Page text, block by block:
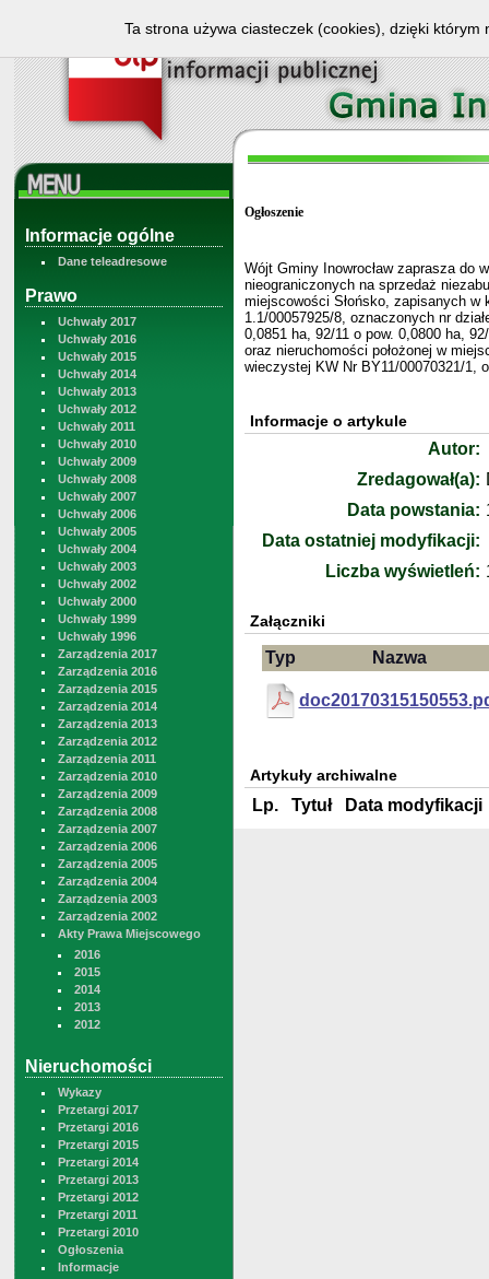
Informacje ogólne
Dane teleadresowe
Prawo
Uchwały 2017
Uchwały 2016
Uchwały 2015
Uchwały 2014
Uchwały 2013
Uchwały 2012
Uchwały 2011
Uchwały 2010
Uchwały 2009
Uchwały 2008
Uchwały 2007
Uchwały 2006
Uchwały 2005
Uchwały 2004
Uchwały 2003
Uchwały 2002
Uchwały 2000
Uchwały 1999
Uchwały 1996
Zarządzenia 2017
Zarządzenia 2016
Zarządzenia 2015
Zarządzenia 2014
Zarządzenia 2013
Zarządzenia 2012
Zarządzenia 2011
Zarządzenia 2010
Zarządzenia 2009
Zarządzenia 2008
Zarządzenia 2007
Zarządzenia 2006
Zarządzenia 2005
Zarządzenia 2004
Zarządzenia 2003
Zarządzenia 2002
Akty Prawa Miejscowego
2016
2015
2014
2013
2012
Nieruchomości
Wykazy
Przetargi 2017
Przetargi 2016
Przetargi 2015
Przetargi 2014
Przetargi 2013
Przetargi 2012
Przetargi 2011
Przetargi 2010
Ogłoszenia
Informacje
Ogłoszenie
Wójt Gminy Inowrocław zaprasza do
nieograniczonych na sprzedaż
miejscowości Słońsko, zapisanych
1.1/00057925/8, oznaczonych nr
0,0851 ha, 92/11 o pow. 0,0800 ha,
oraz nieruchomości położonej w
wieczystej KW Nr BY11/00070321/1,
Informacje o artykule
Autor:
Zredagował(a):
Data powstania:
Data ostatniej modyfikacji:
Liczba wyświetleń:
Załączniki
Typ Nazwa
Artykuły archiwalne
Lp. Tytuł Data modyfikacji
Ta strona używa ciasteczek (cookies), dzięki którym